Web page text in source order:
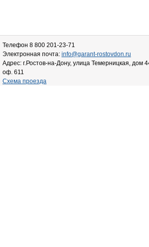
Телефон 8 800 201-23-71
Электронная почта: info@garant-rostovdon.ru
Адрес: г.Ростов-на-Дону, улица Темерницкая, дом
оф. 611
Схема проезда